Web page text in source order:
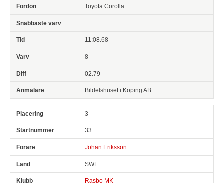
Toyota Corolla
11:08.68
8
02.79
Bildelshuset i Köping AB
3
33
Johan Eriksson
SWE
Rasbo MK